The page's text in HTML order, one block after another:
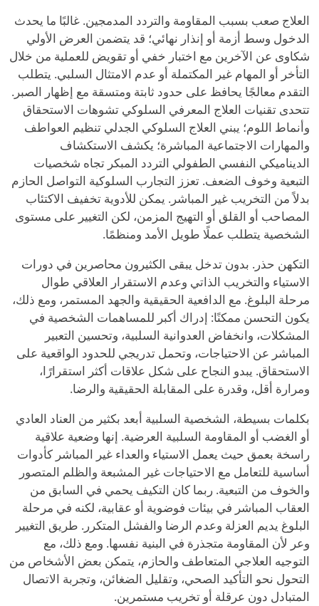
العلاج صعب بسبب المقاومة والتردد المدمجين. غالبًا ما يحدث
الدخول وسط أزمة أو إنذار نهائي؛ قد يتضمن العرض الأولي
شكاوى عن الآخرين مع اختبار خفي أو تقويض للعملية من خلال
التأخر أو المهام غير المكتملة أو عدم الامتثال السلبي. يتطلب
التقدم معالجًا يحافظ على حدود ثابتة ومتسقة مع إظهار الصبر.
تتحدى تقنيات العلاج المعرفي السلوكي تشوهات الاستحقاق
وأنماط اللوم؛ يبني العلاج السلوكي الجدلي تنظيم العواطف
والمهارات الاجتماعية المباشرة؛ يكشف الاستكشاف
الديناميكي النفسي الطفولي التردد المبكر تجاه شخصيات
التبعية وخوف الضعف. تعزز التجارب السلوكية التواصل الحازم
بدلاً من التخريب غير المباشر. يمكن للأدوية تخفيف الاكتئاب
المصاحب أو القلق أو التهيج المزمن، لكن التغيير على مستوى
الشخصية يتطلب عملًا طويل الأمد ومنظمًا.
التكهن حذر. بدون تدخل يبقى الكثيرون محاصرين في دورات
الاستياء والتخريب الذاتي وعدم الاستقرار العلاقي طوال
مرحلة البلوغ. مع الدافعية الحقيقية والجهد المستمر، ومع ذلك،
يكون التحسن ممكنًا: إدراك أكبر للمساهمات الشخصية في
المشكلات، وانخفاض العدوانية السلبية، وتحسين التعبير
المباشر عن الاحتياجات، وتحمل تدريجي للحدود الواقعية على
الاستحقاق. يبدو النجاح على شكل علاقات أكثر استقرارًا،
ومرارة أقل، وقدرة على المقابلة الحقيقية والرضا.
بكلمات بسيطة، الشخصية السلبية أبعد بكثير من العناد العادي
أو الغضب أو المقاومة السلبية العرضية. إنها وضعية علاقية
راسخة بعمق حيث يعمل الاستياء والعداء غير المباشر كأدوات
أساسية للتعامل مع الاحتياجات غير المشبعة والظلم المتصور
والخوف من التبعية. ربما كان التكيف يحمي في السابق من
العقاب المباشر في بيئات فوضوية أو عقابية، لكنه في مرحلة
البلوغ يديم العزلة وعدم الرضا والفشل المتكرر. طريق التغيير
وعر لأن المقاومة متجذرة في البنية نفسها. ومع ذلك، مع
التوجيه العلاجي المتعاطف والحازم، يتمكن بعض الأشخاص من
التحول نحو التأكيد الصحي، وتقليل الضغائن، وتجربة الاتصال
المتبادل دون عرقلة أو تخريب مستمرين.